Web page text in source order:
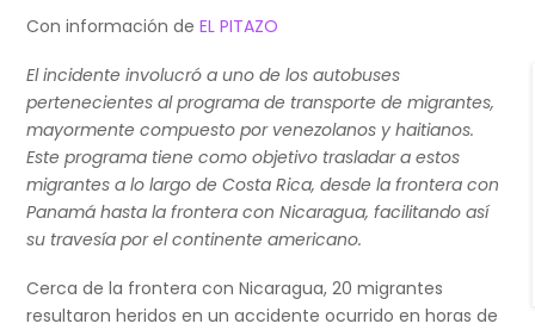
Con información deEL PITAZO
El incidente involucró a uno de los autobuses
pertenecientes al programa de transporte de migrantes,
mayormente compuesto por venezolanos y haitianos.
Este programa tiene como objetivo trasladar a estos
migrantes a lo largo de Costa Rica, desde la frontera con
Panamá hasta la frontera con Nicaragua, facilitando así
su travesía por el continente americano.
Cerca de la frontera con Nicaragua, 20 migrantes
resultaron heridos en un accidente ocurrido en horas de